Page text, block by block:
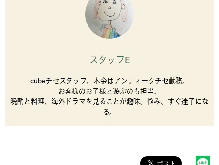
スタッフE
cubeチセスタッフ。木金はアンティークチセ勤務。
お客様のお子様と遊ぶのも担当。
晩酌と料理、海外ドラマを見ることが趣味。悩み、すぐ迷子にな
る。